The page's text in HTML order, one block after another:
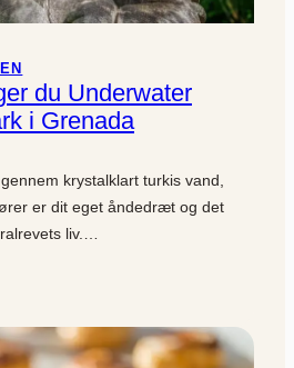
du Underwater
i Grenada
krystalklart turkis vand,
er dit eget åndedræt og det
liv.…